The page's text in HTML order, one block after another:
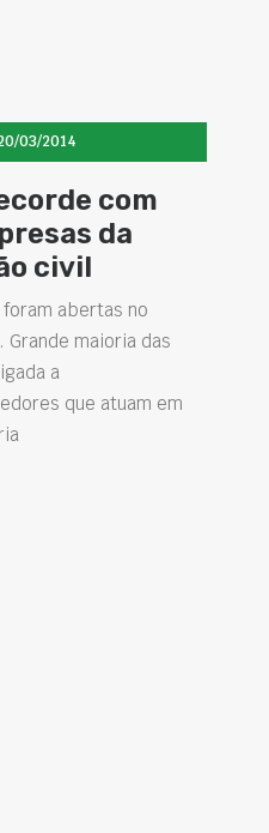
03/2014
com
da
civil
abertas no
Grande maioria das
a
que atuam em